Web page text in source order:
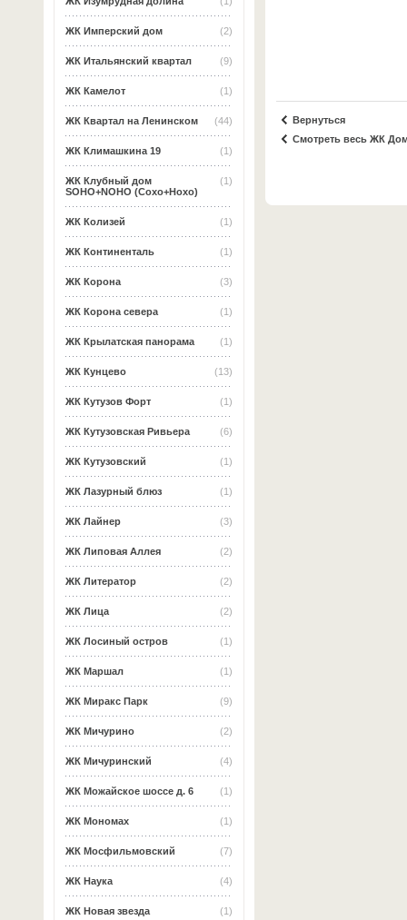
(2)
ЖК Имперский дом
(9)
ЖК Итальянский квартал
(1)
ЖК Камелот
(44)
ЖК Квартал на Ленинском
(1)
ЖК Климашкина 19
(1)
ЖК Клубный дом
SOHO+NOHO (Сохо+Нохо)
(1)
ЖК Колизей
(1)
ЖК Континенталь
(3)
ЖК Корона
(1)
ЖК Корона севера
(1)
ЖК Крылатская панорама
(13)
ЖК Кунцево
(1)
ЖК Кутузов Форт
(6)
ЖК Кутузовская Ривьера
(1)
ЖК Кутузовский
(1)
ЖК Лазурный блюз
(3)
ЖК Лайнер
(2)
ЖК Липовая Аллея
(2)
ЖК Литератор
(2)
ЖК Лица
(1)
ЖК Лосиный остров
(1)
ЖК Маршал
(9)
ЖК Миракс Парк
(2)
ЖК Мичурино
(4)
ЖК Мичуринский
(1)
ЖК Можайское шоссе д. 6
(1)
ЖК Мономах
(7)
ЖК Мосфильмовский
(4)
ЖК Наука
(1)
ЖК Новая звезда
Вернуться
Смотреть весь ЖК